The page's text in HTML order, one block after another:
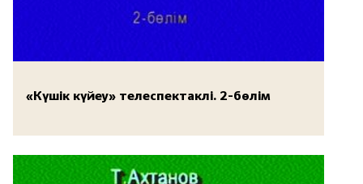
«Күшік күйеу» телеспектаклі. 2-бөлім